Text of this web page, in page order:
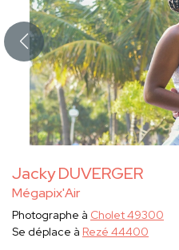
Jacky DUVERGER
Mégapix'Air
Photographe à Cholet 49300
Se déplace à Rezé 44400